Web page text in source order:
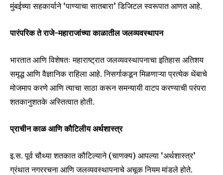
मुंबईच्या सहकार्याने ‘पाण्याचा सातबारा’ डिजिटल स्वरूपात आणत आहे.
पारंपरिक ते राजे-महाराजांच्या काळातील जलव्यवस्थापन
भारतात आणि विशेषतः महाराष्ट्रात जलव्यवस्थापनाचा इतिहास अतिशय
समृद्ध आणि वैज्ञानिक राहिला आहे. निसर्गाकडून मिळणाऱ्या प्रत्येक थेंबाचे
मोजमाप करणे आणि त्याचा साठा करून समन्यायी वाटप करण्याची परंपरा
शतकानुशतके अस्तित्वात होती.
प्राचीन काळ आणि कौटिलीय अर्थशास्त्र
इ.स. पूर्व चौथ्या शतकात कौटिल्याने (चाणक्य) आपल्या ‘अर्थशास्त्र’
ग्रंथात नगररचना आणि जलव्यवस्थापनाचे अचूक नियम मांडले होते.